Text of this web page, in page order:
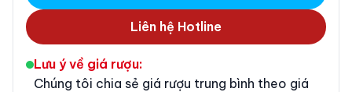
Liên hệ Hotline
Lưu ý về giá rượu:
Chúng tôi chia sẻ giá rượu trung bình theo giá